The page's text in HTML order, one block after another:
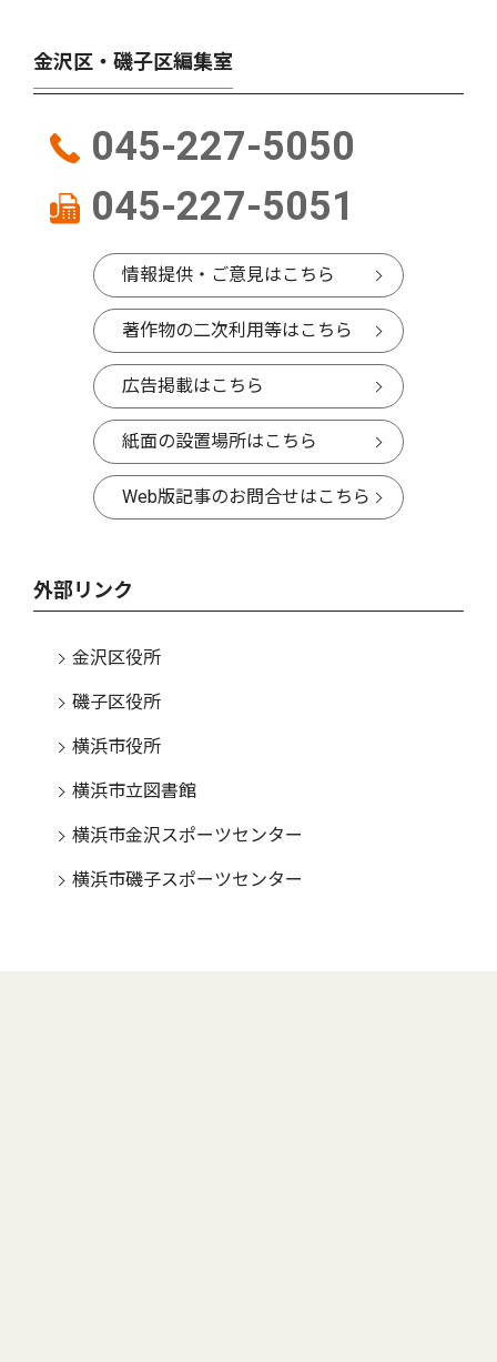
金沢区・磯子区編集室
045-227-5050
045-227-5051
情報提供・ご意見はこちら
著作物の二次利用等はこちら
広告掲載はこちら
紙面の設置場所はこちら
Web版記事のお問合せはこちら
外部リンク
金沢区役所
磯子区役所
横浜市役所
横浜市立図書館
横浜市金沢スポーツセンター
横浜市磯子スポーツセンター